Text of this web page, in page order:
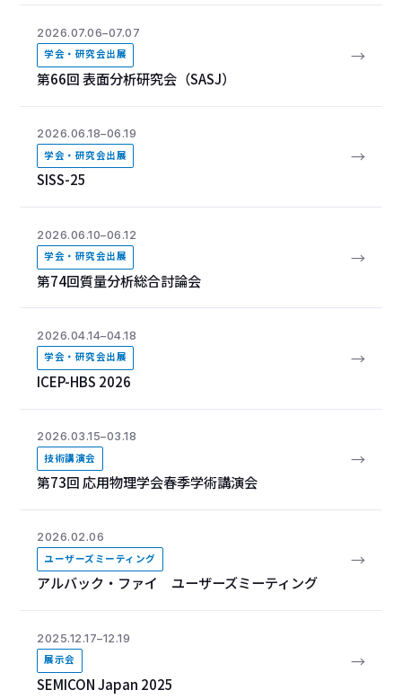
2026.07.06–07.07
学会・研究会出展
第66回 表面分析研究会（SASJ）
→
2026.06.18–06.19
学会・研究会出展
SISS-25
→
2026.06.10–06.12
学会・研究会出展
第74回質量分析総合討論会
→
2026.04.14–04.18
学会・研究会出展
ICEP-HBS 2026
→
2026.03.15–03.18
技術講演会
第73回 応用物理学会春季学術講演会
→
2026.02.06
ユーザーズミーティング
アルバック・ファイ ユーザーズミーティング
→
2025.12.17–12.19
展示会
SEMICON Japan 2025
→